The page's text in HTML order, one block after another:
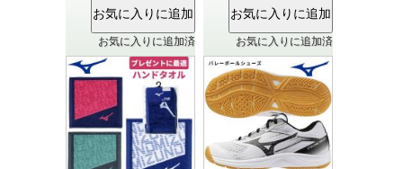
お気に入りに追加済 お気に入りに追加済